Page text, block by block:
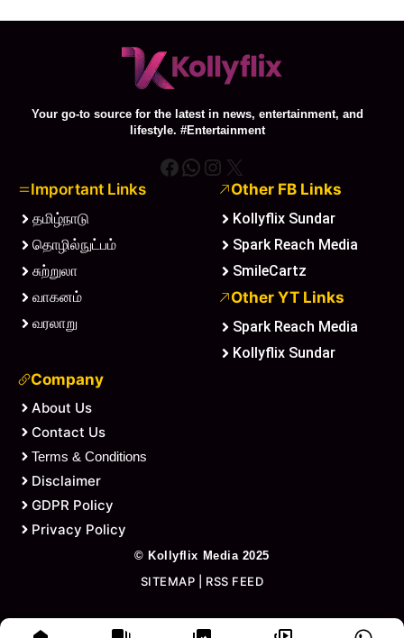
Your go-to source for the latest in news, entertainment, and
lifestyle. #Entertainment
Facebook
WhatsApp
Instagram
X
Important Links
தமிழ்நாடு
தொழில்நுட்பம்
சுற்றுலா
வாகனம்
வரலாறு
Other FB Links
Kollyflix Sundar
Spark Reach Media
SmileCartz
Other YT Links
Spark Reach Media
Kollyflix Sundar
Company
About Us
Contact Us
Terms & Conditions
Disclaimer
GDPR Policy
Privacy Policy
© Kollyflix Media 2025
SITEMAP RSS FEED